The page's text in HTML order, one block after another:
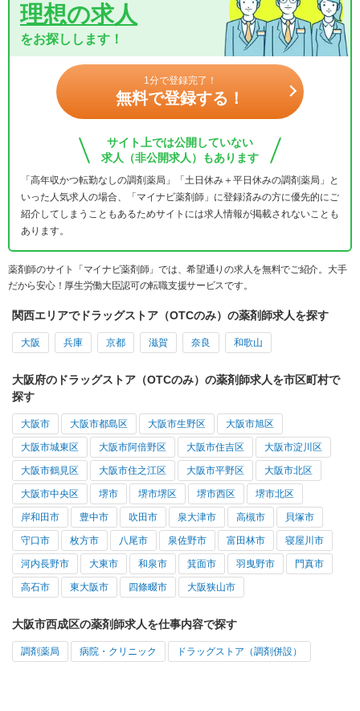
理想の求人
をお探しします！
1分で登録完了！
無料で登録する！
サイト上では公開していない
求人（非公開求人）もあります
「高年収かつ転勤なしの調剤薬局」「土日休み＋平日休みの調剤薬局」と
いった人気求人の場合、「マイナビ薬剤師」に登録済みの方に優先的にご
紹介してしまうこともあるためサイトには求人情報が掲載されないことも
あります。
薬剤師のサイト「マイナビ薬剤師」では、希望通りの求人を無料でご紹介。大手
だから安心！厚生労働大臣認可の転職支援サービスです。
関西エリアでドラッグストア（OTCのみ）の薬剤師求人を探す
大阪 兵庫 京都 滋賀 奈良 和歌山
大阪府のドラッグストア（OTCのみ）の薬剤師求人を市区町村で
探す
大阪市 大阪市都島区 大阪市生野区 大阪市旭区
大阪市城東区 大阪市阿倍野区 大阪市住吉区 大阪市淀川区
大阪市鶴見区 大阪市住之江区 大阪市平野区 大阪市北区
大阪市中央区 堺市 堺市堺区 堺市西区 堺市北区
岸和田市 豊中市 吹田市 泉大津市 高槻市 貝塚市
守口市 枚方市 八尾市 泉佐野市 富田林市 寝屋川市
河内長野市 大東市 和泉市 箕面市 羽曳野市 門真市
高石市 東大阪市 四條畷市 大阪狭山市
大阪市西成区の薬剤師求人を仕事内容で探す
調剤薬局 病院・クリニック ドラッグストア（調剤併設）